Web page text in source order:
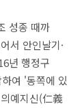
성종 때까
서 안인날기·
년 행정구
여 '동쪽에 있
예지신(仁義